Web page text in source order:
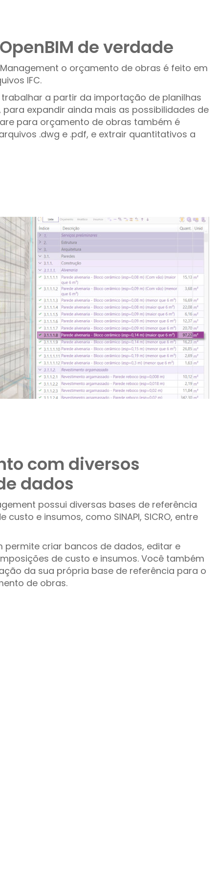
de verdade
o orçamento de obras é feito em
IFC.
a partir da importação de planilhas
para expandir ainda mais as possibilidades de
para orçamento de obras também é
.dwg e .pdf, e extrair quantitativos a
com diversos
dados
possui diversas bases de referência
custo e insumos, como SINAPI, SICRO, entre
permite criar bancos de dados, editar e
de custo e insumos. Você também
da sua própria base de referência para o
de obras.